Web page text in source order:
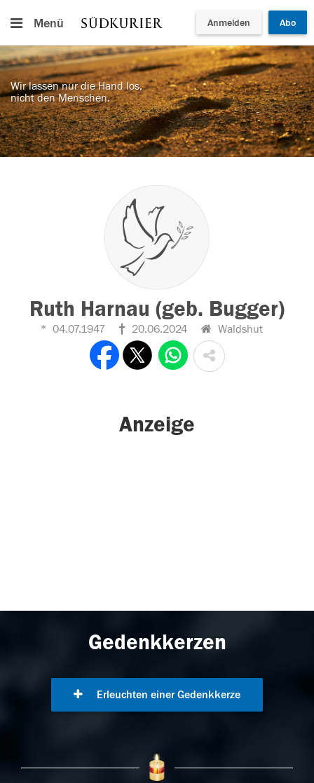
Menü Anmelden Abo
Wir lassen nur die Hand los,
nicht den Menschen.
Ruth Harnau (geb. Bugger)
04.07.1947 20.06.2024 Waldshut
Anzeige
Gedenkkerzen
Erleuchten einer Gedenkkerze